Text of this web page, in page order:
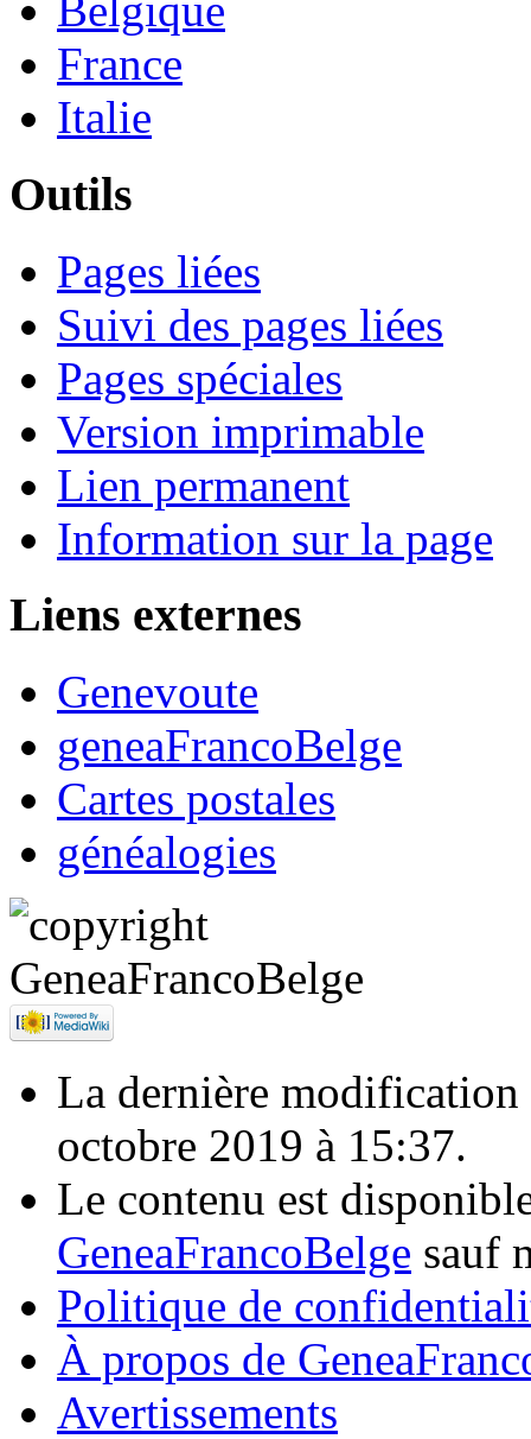
France
Italie
Outils
Pages liées
Suivi des pages liées
Pages spéciales
Version imprimable
Lien permanent
Information sur la page
Liens externes
Genevoute
geneaFrancoBelge
Cartes postales
généalogies
La dernière modification
octobre 2019 à 15:37.
Le contenu est
GeneaFrancoBelge sauf
Politique de
À propos de
Avertissements